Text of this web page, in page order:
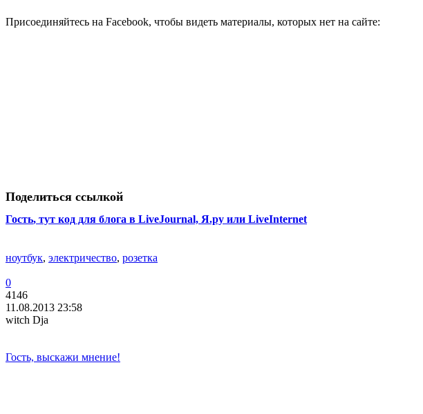
Присоединяйтесь на Facebook, чтобы видеть материалы, которых нет на сайте:
Поделиться ссылкой
Гость, тут код для блога в LiveJournal, Я.ру или LiveInternet
ноутбук, электричество, розетка
0
4146
11.08.2013 23:58
witch Dja
Гость, выскажи мнение!